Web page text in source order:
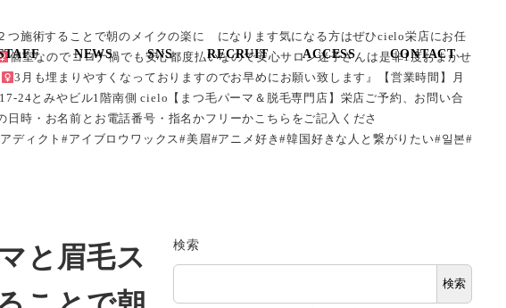
NEWS SNS RECRUIT ACCESS CONTACT
つ施術することで朝のメイクの楽に になります気になる方はぜひcielo栄店にお任
︎︎︎︎︎個室なのでコロナ禍でも安心︎︎︎︎︎都度払いなので安心サロン迷子さんは是非1度おまかせ
3月も埋まりやすくなっておりますのでお早めにお願い致します』【営業時間】月
24とみやビル1階南側 cielo【まつ毛パーマ＆脱毛専門店】栄店ご予約、お問い合
日時・お名前とお電話番号・指名かフリーかこちらをご記入くださ
ィクト#アイブロウワックス#美眉#アニメ好き#韓国好きな人と繋がりたい#일본#
と眉毛ス
検索
検索